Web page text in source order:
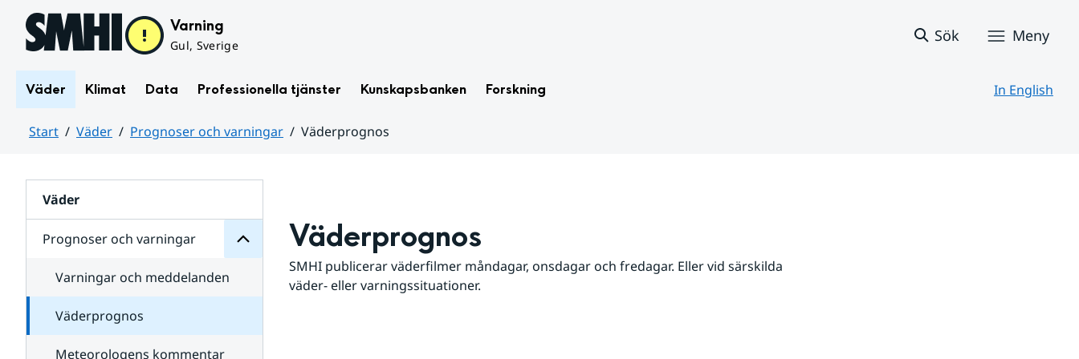
Hoppa till sidans innehåll Varning
Gul, Sverige
Sök Meny
Väder Klimat Data Professionella tjänster Kunskapsbanken Forskning In English
Start Väder Prognoser och varningar
Väderprognos
Väder
Prognoser och varningar
för
varningar
Varningar och meddelanden
Väderprognos
Meteorologens kommentar
Väderprognos
SMHI publicerar väderfilmer måndagar, onsdagar och fredagar. Eller vid särskilda
väder- eller varningssituationer.